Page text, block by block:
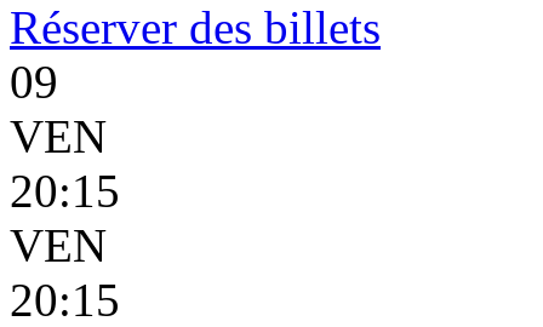
Réserver des billets
09
VEN
20:15
VEN
20:15